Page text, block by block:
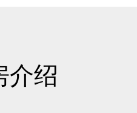
介绍